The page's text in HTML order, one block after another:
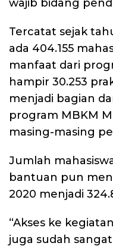
wajib bidang
Tercatat sejak
ada 404.155
manfaat dari
hampir 30.253
menjadi bagian
program MBKM
masing-masing
Jumlah
bantuan pun
2020 menjadi
“Akses ke
juga sudah